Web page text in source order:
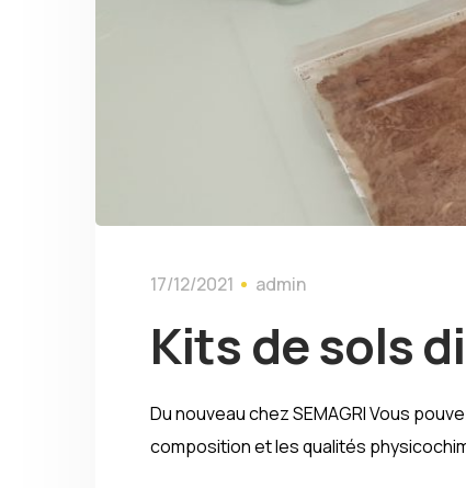
17/12/2021 admin
Kits de sols
Du nouveau chez SEMAGRI Vous
composition et les qualités